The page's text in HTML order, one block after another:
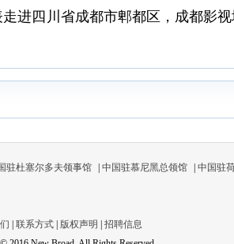
进四川省成都市郫都区，成都影
驻杜塞尔多夫领事馆 中国驻慕尼黑总领馆
中国驻
联系方式 版权声明
招聘信息